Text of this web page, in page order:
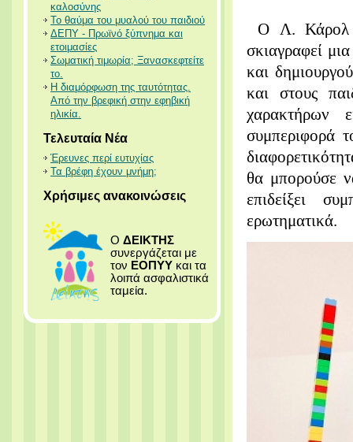
καλοσύνης
Το θαύμα του μυαλού του παιδιού
ΔΕΠΥ - Πρωϊνό ξύπνημα και
ετοιμασίες
Σωματική τιμωρία; Ξανασκεφτείτε
το.
Η διαμόρφωση της ταυτότητας.
Από την βρεφική στην εφηβική
ηλικία.
Τελευταία Νέα
Έρευνες περί ευτυχίας
Τα βρέφη έχουν μνήμη;
Χρήσιμες ανακοινώσεις
Ο ΔΕΙΚΤΗΣ
συνεργάζεται με
τον ΕΟΠΥΥ και τα
λοιπά ασφαλιστικά
ταμεία.
O Λ.
σκιαγραφεί
και
και στους
χαρακτήρων
συμπεριφορά
θα μπορούσε
επιδείξει
ερωτηματικά.